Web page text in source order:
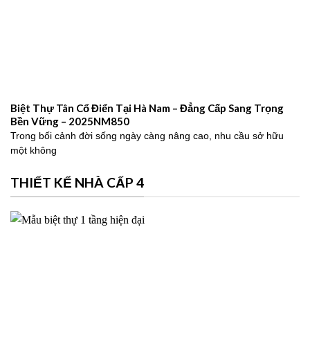
Biệt Thự Tân Cổ Điển Tại Hà Nam – Đẳng Cấp Sang Trọng
Bền Vững – 2025NM850
Trong bối cảnh đời sống ngày càng nâng cao, nhu cầu sở hữu
một không
THIẾT KẾ NHÀ CẤP 4